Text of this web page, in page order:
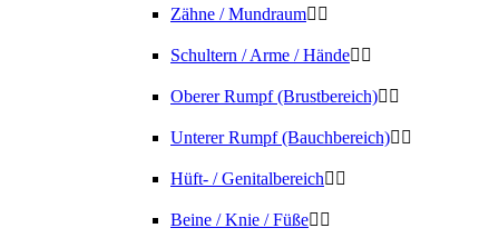
Zähne / Mundraum
Schultern / Arme / Hände
Oberer Rumpf (Brustbereich)
Unterer Rumpf (Bauchbereich)
Hüft- / Genitalbereich
Beine / Knie / Füße